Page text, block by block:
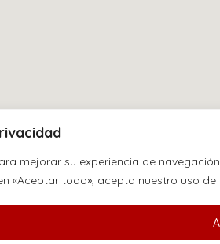
mejorar su experiencia de
«Aceptar todo», acepta nuestro uso